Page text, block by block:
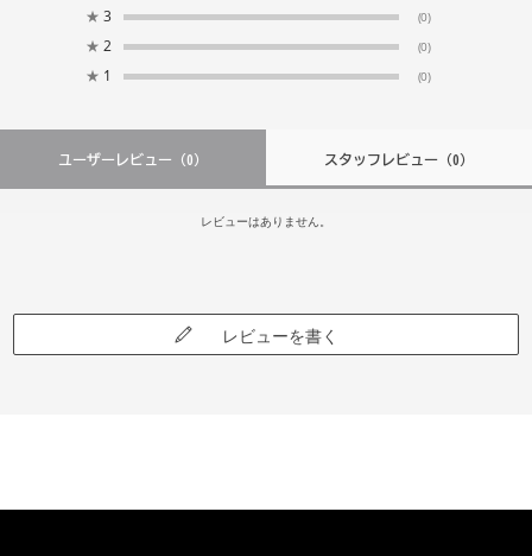
★ 3 (0)
★ 2 (0)
★ 1 (0)
ユーザーレビュー （0） スタッフレビュー（0）
レビューはありません。
レビューを書く